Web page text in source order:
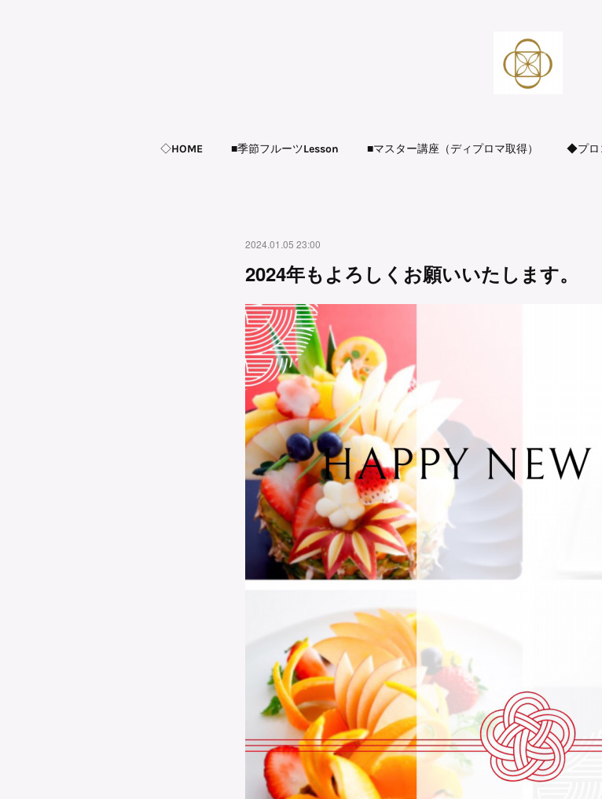
◇HOME ■季節フルーツLesson ■マスター講座（ディプロマ取得） ◆プロ
2024.01.05 23:00
2024年もよろしくお願いいたします。